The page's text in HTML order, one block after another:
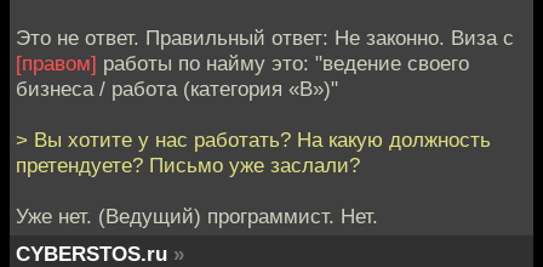
Это не ответ. Правильный ответ: Не законно. Виза с
[правом] работы по найму это: "ведение своего
бизнеса / работа (категория «B»)"
> Вы хотите у нас работать? На какую должность
претендуете? Письмо уже заслали?
Уже нет. (Ведущий) программист. Нет.
CYBERSTOS.ru »